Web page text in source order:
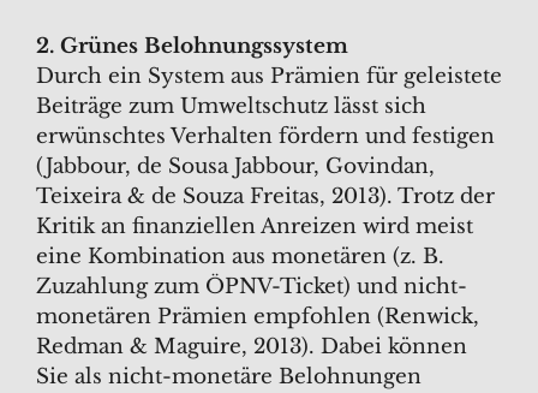
2. Grünes Belohnungssystem
Durch ein System aus Prämien für geleistete
Beiträge zum Umweltschutz lässt sich
erwünschtes Verhalten fördern und festigen
(Jabbour, de Sousa Jabbour, Govindan,
Teixeira & de Souza Freitas, 2013). Trotz der
Kritik an finanziellen Anreizen wird meist
eine Kombination aus monetären (z. B.
Zuzahlung zum ÖPNV-Ticket) und nicht-
monetären Prämien empfohlen (Renwick,
Redman & Maguire, 2013). Dabei können
Sie als nicht-monetäre Belohnungen